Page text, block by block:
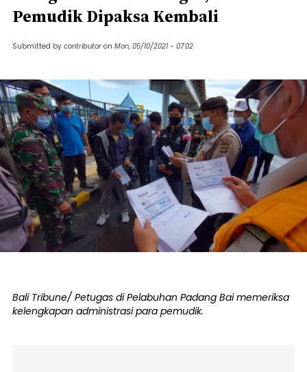
Pemudik Dipaksa Kembali
Submitted by contributor on Mon, 05/10/2021 - 07:02
Bali Tribune/ Petugas di Pelabuhan Padang Bai memeriksa
kelengkapan administrasi para pemudik.